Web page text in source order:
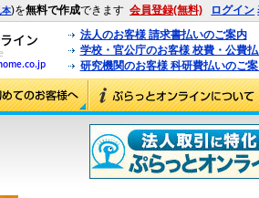
本)を無料で作成できます 会員登録(無料) ログイン
法人のお客様 請求書払いのご案内
学校・官公庁のお客様 校費・公費
研究機関のお客様 科研費払いのご